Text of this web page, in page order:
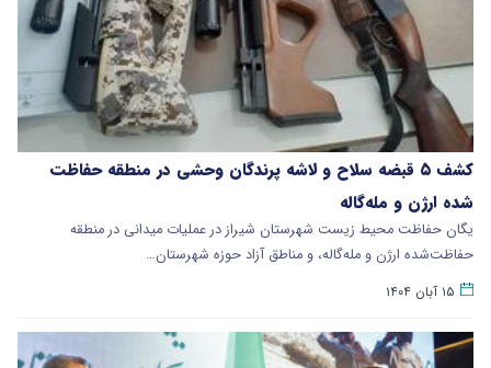
کشف ۵ قبضه سلاح و لاشه پرندگان وحشی در منطقه حفاظت‌
شده ارژن و مله‌گاله
یگان حفاظت محیط زیست شهرستان شیراز در عملیات میدانی در منطقه
حفاظت‌شده ارژن و مله‌گاله، و مناطق آزاد حوزه‌ شهرستان…
۱۵ آبان ۱۴۰۴